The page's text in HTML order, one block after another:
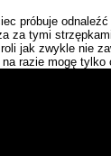
próbuje
za tymi
jak zwykle nie
razie mogę tylko